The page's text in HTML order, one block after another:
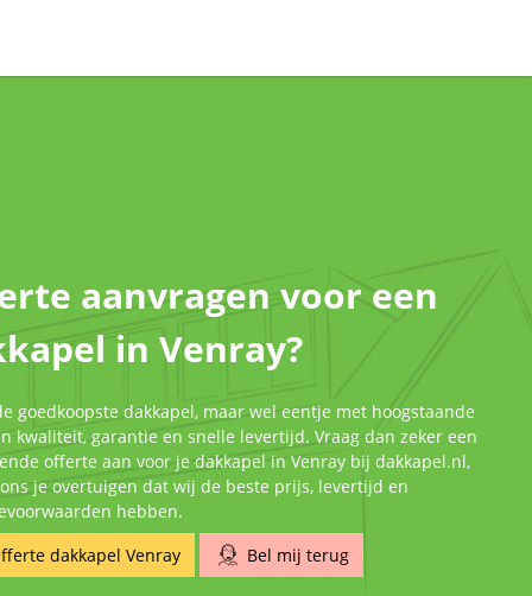
aanvragen voor een
in Venray?
goedkoopste dakkapel, maar wel eentje met hoogstaande
kwaliteit, garantie en snelle levertijd. Vraag dan zeker een
offerte aan voor je dakkapel in Venray bij dakkapel.nl,
je overtuigen dat wij de beste prijs, levertijd en
hebben.
dakkapel Venray
Bel mij terug